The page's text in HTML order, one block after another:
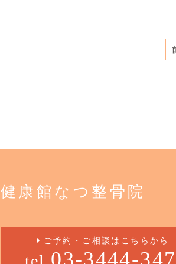
健康館なつ整骨院
ご予約・ご相談はこちらから
03-3444-